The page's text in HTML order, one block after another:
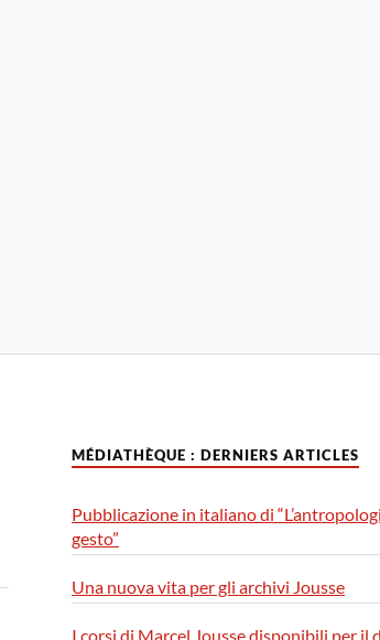
MÉDIATHÈQUE : DERNIERS ARTICLES
Pubblicazione in italiano di
gesto”
Una nuova vita per gli archivi Jousse
I corsi di Marcel Jousse disponibili per il